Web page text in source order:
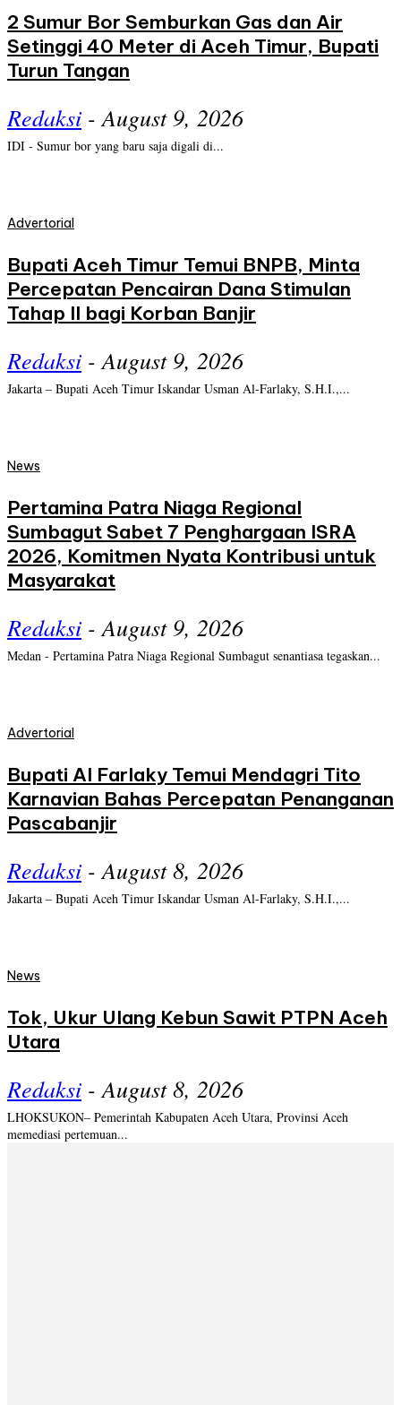
2 Sumur Bor Semburkan Gas dan Air
Setinggi 40 Meter di Aceh Timur, Bupati
Turun Tangan
Redaksi - August 9, 2026
IDI - Sumur bor yang baru saja digali di...
Advertorial
Bupati Aceh Timur Temui BNPB, Minta
Percepatan Pencairan Dana Stimulan
Tahap II bagi Korban Banjir
Redaksi - August 9, 2026
Jakarta – Bupati Aceh Timur Iskandar Usman Al-Farlaky, S.H.I.,...
News
Pertamina Patra Niaga Regional
Sumbagut Sabet 7 Penghargaan ISRA
2026, Komitmen Nyata Kontribusi untuk
Masyarakat
Redaksi - August 9, 2026
Medan - Pertamina Patra Niaga Regional Sumbagut senantiasa tegaskan...
Advertorial
Bupati Al Farlaky Temui Mendagri Tito
Karnavian Bahas Percepatan Penanganan
Pascabanjir
Redaksi - August 8, 2026
Jakarta – Bupati Aceh Timur Iskandar Usman Al-Farlaky, S.H.I.,...
News
Tok, Ukur Ulang Kebun Sawit PTPN Aceh
Utara
Redaksi - August 8, 2026
LHOKSUKON– Pemerintah Kabupaten Aceh Utara, Provinsi Aceh
memediasi pertemuan...